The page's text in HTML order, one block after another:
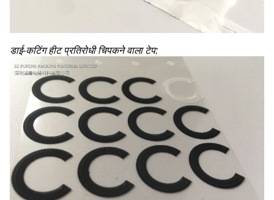
डाई-कटिंग हीट प्रतिरोधी चिपकने वाला टेप: